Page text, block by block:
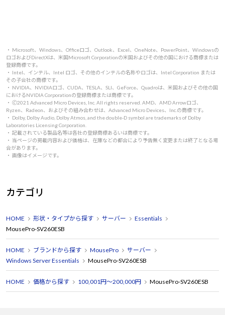
・ Microsoft、Windows、Officeロゴ、Outlook、Excel、OneNote、PowerPoint、Windowsの
ロゴおよびDirectXは、米国Microsoft Corporationの米国およびその他の国における商標または
登録商標です。
・ Intel、インテル、Intel ロゴ、その他のインテルの名称やロゴは、Intel Corporation または
その子会社の商標です。
・ NVIDIA、NVIDIAロゴ、CUDA、TESLA、SLI、GeForce、Quadroは、米国およびその他の国
におけるNVIDIA Corporationの登録商標または商標です。
・ 🄫2021 Advanced Micro Devices, Inc. All rights reserved. AMD、AMD Arrowロゴ、
Ryzen、Radeon、およびその組み合わせは、Advanced Micro Devices、Inc.の商標です。
・ Dolby, Dolby Audio, Dolby Atmos, and the double-D symbol are trademarks of Dolby
Laboratories Licensing Corporation.
・ 記載されている製品名等は各社の登録商標あるいは商標です。
・ 当ページの掲載内容および価格は、在庫などの都合により予告無く変更または終了となる場
合があります。
・ 画像はイメージです。
カテゴリ
HOME 形状・タイプから探す サーバー
Essentials
MousePro-SV260ESB
HOME ブランドから探す MousePro
サーバー
Windows Server Essentials
MousePro-SV260ESB
HOME 価格から探す 100,001円～200,000円 MousePro-SV260ESB